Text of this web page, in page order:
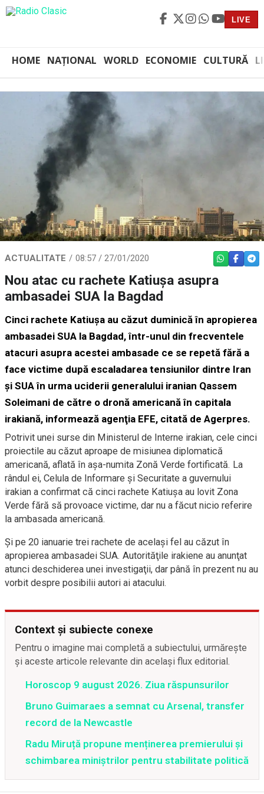
LIVE
HOME NAȚIONAL WORLD ECONOMIE CULTURĂ
ACTUALITATE 08:57 / 27/01/2020 WHATSAPP
Nou atac cu rachete Katiușa asupra
ambasadei SUA la Bagdad
Cinci rachete Katiuşa au căzut duminică în apropierea
ambasadei SUA la Bagdad, într-unul din frecventele
atacuri asupra acestei ambasade ce se repetă fără a
face victime după escaladarea tensiunilor dintre Iran
şi SUA în urma uciderii generalului iranian Qassem
Soleimani de către o dronă americană în capitala
irakiană, informează agenţia EFE, citată de Agerpres.
Potrivit unei surse din Ministerul de Interne irakian, cele cinci
proiectile au căzut aproape de misiunea diplomatică
americană, aflată în aşa-numita Zonă Verde fortificată. La
rândul ei, Celula de Informare şi Securitate a guvernului
irakian a confirmat că cinci rachete Katiuşa au lovit Zona
Verde fără să provoace victime, dar nu a făcut nicio referire
la ambasada americană.
Şi pe 20 ianuarie trei rachete de acelaşi fel au căzut în
apropierea ambasadei SUA. Autorităţile irakiene au anunţat
atunci deschiderea unei investigaţii, dar până în prezent nu au
vorbit despre posibilii autori ai atacului.
Context și subiecte conexe
Pentru o imagine mai completă a subiectului, urmărește
și aceste articole relevante din același flux editorial.
Horoscop 9 august 2026. Ziua răspunsurilor
Bruno Guimaraes a semnat cu Arsenal, transfer
record de la Newcastle
Radu Miruță propune menținerea premierului și
schimbarea miniștrilor pentru stabilitate politică